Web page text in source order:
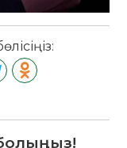
болыңыз!